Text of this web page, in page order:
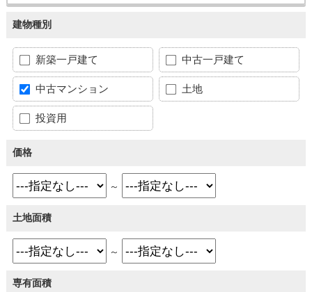
建物種別
新築一戸建て 中古一戸建て
中古マンション 土地
投資用
価格
～
土地面積
～
専有面積